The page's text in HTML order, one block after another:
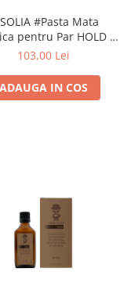
#Pasta Mata
pentru Par HOLD 10
/ SHINE 1
103,00 Lei
ADAUGA IN COS